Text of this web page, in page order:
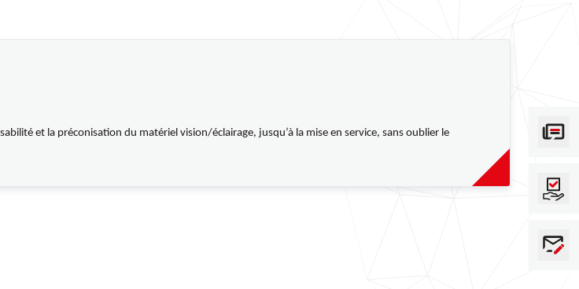
et la préconisation du matériel vision/éclairage, jusqu’à la mise en service, sans oublier le